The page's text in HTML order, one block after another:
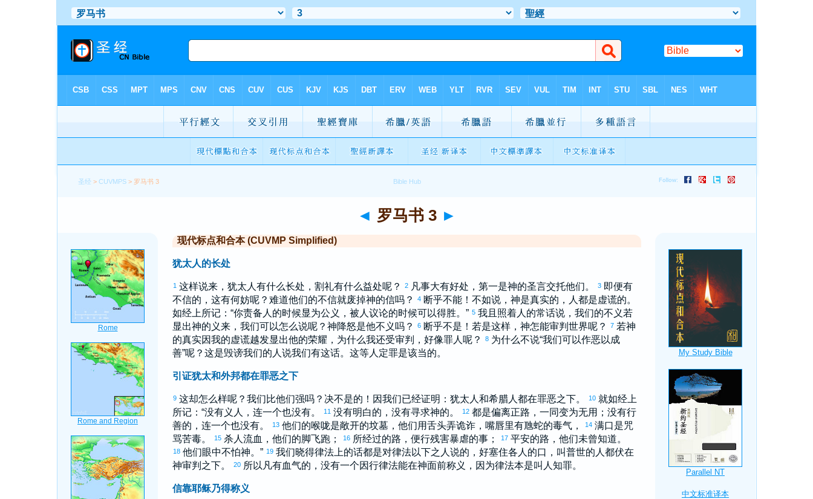
圣经 >CUVMPS > 罗马书 3
◄ 罗马书 3 ►
现代标点和合本 (CUVMP Simplified)
犹太人的长处
1 这样说来， 犹太 人有什么长处，割礼有什么益处呢？ 2 凡事大有好处，第一是神的圣言交托他们。 3 即便有
不信的，这有何妨呢？难道他们的不信就废掉神的信吗？
4 断乎不能！不如说，神是真实的，人都是虚谎的。
如经上所记：“你责备人的时候显为公义，被人议论的时候可以得胜。” 5 我且照着人的常话说，我们的不义若
显出神的义来，我们可以怎么说呢？神降怒是他不义吗？
6 断乎不是！若是这样，神怎能审判世界呢？ 7 若神
的真实因我的虚谎越发显出他的荣耀，为什么我还受审判，好像罪人呢？
8 为什么不说“我们可以作恶以成
善”呢？这是毁谤我们的人说我们有这话。这等人定罪是该当的。
引证犹太和外邦都在罪恶之下
9 这却怎么样呢？我们比他们强吗？决不是的！因我们已经证明： 犹太 人和希腊人都在罪恶之下。 10 就如经上
所记：“没有义人，连一个也没有。
11 没有明白的，没有寻求神的。 12 都是偏离正路，一同变为无用；没有行
善的，连一个也没有。
13 他们的喉咙是敞开的坟墓，他们用舌头弄诡诈，嘴唇里有虺蛇的毒气， 14 满口是咒
骂苦毒。
15 杀人流血，他们的脚飞跑； 16 所经过的路，便行残害暴虐的事； 17 平安的路，他们未曾知道。
18 他们眼中不怕神。” 19 我们晓得律法上的话都是对律法以下之人说的，好塞住各人的口，叫普世的人都伏在
神审判之下。
20 所以凡有血气的，没有一个因行律法能在神面前称义，因为律法本是叫人知罪。
信靠耶稣乃得称义